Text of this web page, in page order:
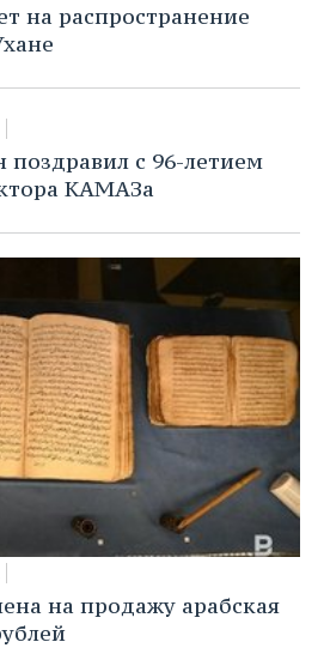
на распространение
поздравил с 96-летием
КАМАЗа
на продажу арабская